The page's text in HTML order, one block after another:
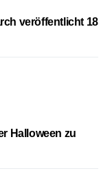
veröffentlicht 18
Halloween zu